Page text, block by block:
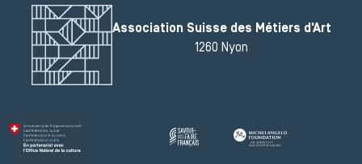
Association Suisse des Métiers d'Art
1260 Nyon